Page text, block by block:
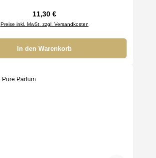
Regulärer Preis:
11,30 €
Preise inkl. MwSt. zzgl. Versandkosten
In den Warenkorb